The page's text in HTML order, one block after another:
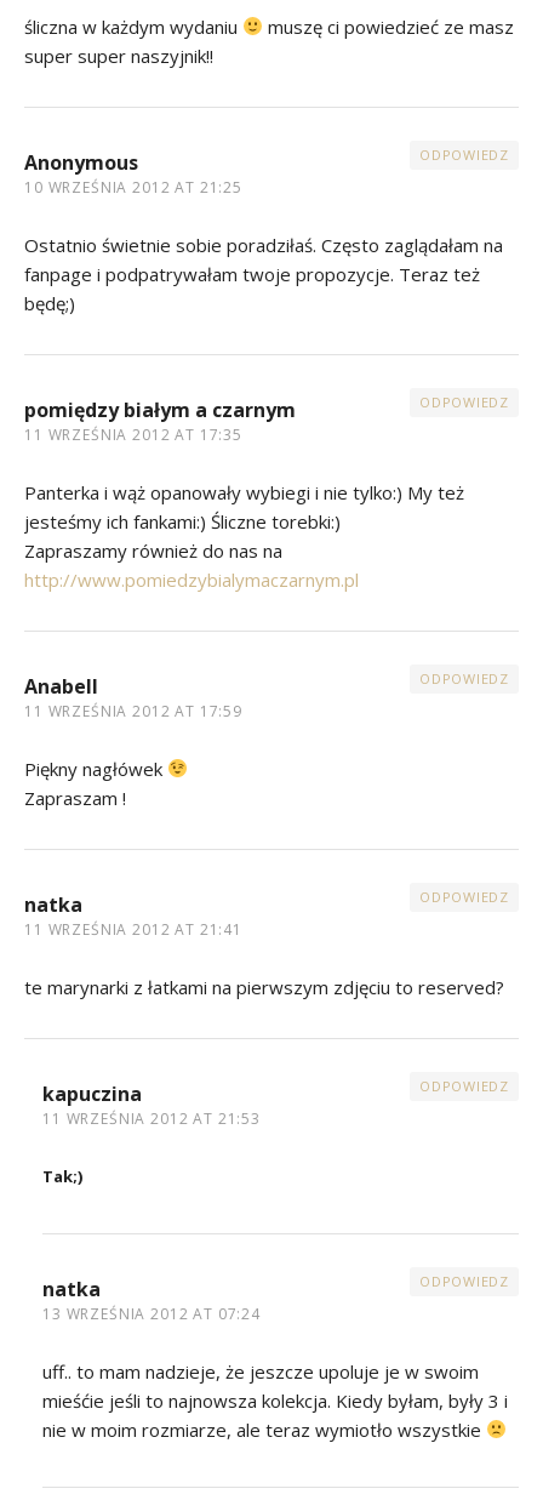
śliczna w każdym wydaniu
muszę ci powiedzieć ze masz
super super naszyjnik!!
Anonymous
10 WRZEŚNIA 2012 AT 21:25
ODPOWIEDZ
Ostatnio świetnie sobie poradziłaś. Często zaglądałam na
fanpage i podpatrywałam twoje propozycje. Teraz też
będę;)
pomiędzy białym a czarnym
11 WRZEŚNIA 2012 AT 17:35
ODPOWIEDZ
Panterka i wąż opanowały wybiegi i nie tylko:) My też
jesteśmy ich fankami:) Śliczne torebki:)
Zapraszamy również do nas na
http://www.pomiedzybialymaczarnym.pl
Anabell
11 WRZEŚNIA 2012 AT 17:59
ODPOWIEDZ
Piękny nagłówek
Zapraszam !
natka
11 WRZEŚNIA 2012 AT 21:41
ODPOWIEDZ
te marynarki z łatkami na pierwszym zdjęciu to reserved?
kapuczina
11 WRZEŚNIA 2012 AT 21:53
ODPOWIEDZ
Tak;)
natka
13 WRZEŚNIA 2012 AT 07:24
ODPOWIEDZ
uff.. to mam nadzieje, że jeszcze upoluje je w swoim
mieśćie jeśli to najnowsza kolekcja. Kiedy byłam, były 3 i
nie w moim rozmiarze, ale teraz wymiotło wszystkie